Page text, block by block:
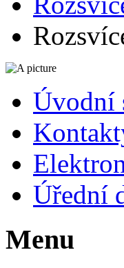
Úvodní
Úřední
Menu